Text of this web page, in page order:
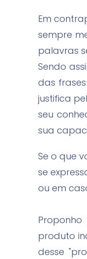
Em
sempre
palavras
Sendo
das
justifica
seu
sua
Se o que
se
ou em
produto
desse